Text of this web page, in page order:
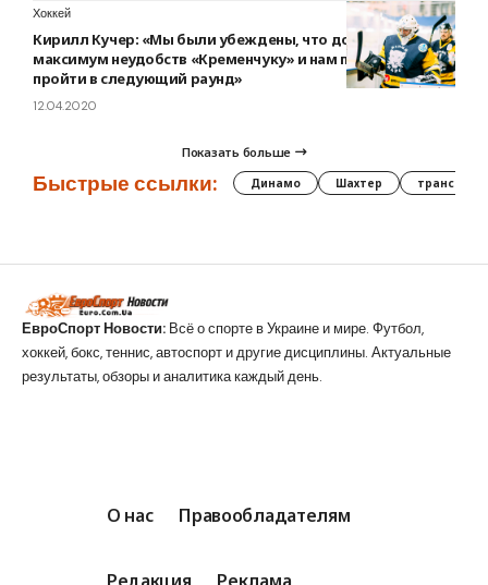
Хоккей
Кирилл Кучер: «Мы были убеждены, что доставим
максимум неудобств «Кременчуку» и нам по силам
пройти в следующий раунд»
12.04.2020
Показать больше
Быстрые ссылки: Динамо Шахтер трансферы
ЕвроСпорт Новости: Всё о спорте в Украине и мире. Футбол,
хоккей, бокс, теннис, автоспорт и другие дисциплины. Актуальные
результаты, обзоры и аналитика каждый день.
О нас Правообладателям